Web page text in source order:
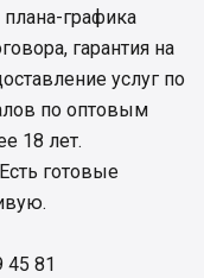
графика
гарантия на
услуг по
по оптовым
18 лет.
готовые
81